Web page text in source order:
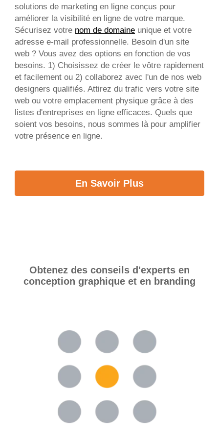
solutions de marketing en ligne conçus pour
améliorer la visibilité en ligne de votre marque.
Sécurisez votre nom de domaine unique et votre
adresse e-mail professionnelle. Besoin d'un site
web ? Vous avez des options en fonction de vos
besoins. 1) Choisissez de créer le vôtre rapidement
et facilement ou 2) collaborez avec l'un de nos web
designers qualifiés. Attirez du trafic vers votre site
web ou votre emplacement physique grâce à des
listes d'entreprises en ligne efficaces. Quels que
soient vos besoins, nous sommes là pour amplifier
votre présence en ligne.
En Savoir Plus
Obtenez des conseils d'experts en
conception graphique et en branding